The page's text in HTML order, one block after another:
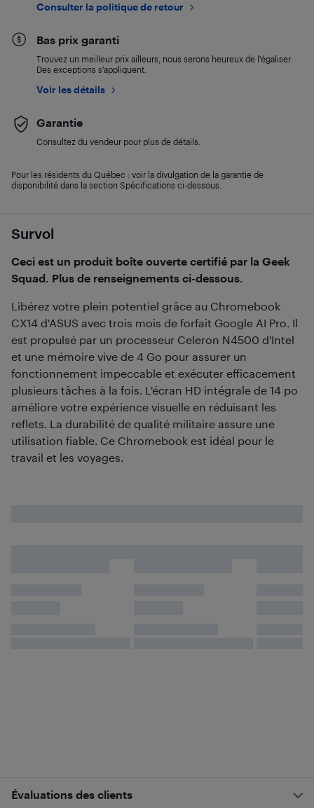
Survol
Ceci est un produit boîte ouverte certifié par la Geek
Squad. Plus de renseignements ci-dessous.
Libérez votre plein potentiel grâce au Chromebook
CX14 d'ASUS avec trois mois de forfait Google AI Pro. Il
est propulsé par un processeur Celeron N4500 d'Intel
et une mémoire vive de 4 Go pour assurer un
fonctionnement impeccable et exécuter efficacement
plusieurs tâches à la fois. L'écran HD intégrale de 14 po
améliore votre expérience visuelle en réduisant les
reflets. La durabilité de qualité militaire assure une
utilisation fiable. Ce Chromebook est idéal pour le
travail et les voyages.
Consulter la politique de retour
Bas prix garanti
Trouvez un meilleur prix ailleurs, nous serons heureux de l’égaliser.
Des exceptions s’appliquent.
Voir les détails
Garantie
Consultez du vendeur pour plus de détails.
Pour les résidents du Québec : voir la divulgation de la garantie de
disponibilité dans la section Spécifications ci-dessous.
Évaluations des clients